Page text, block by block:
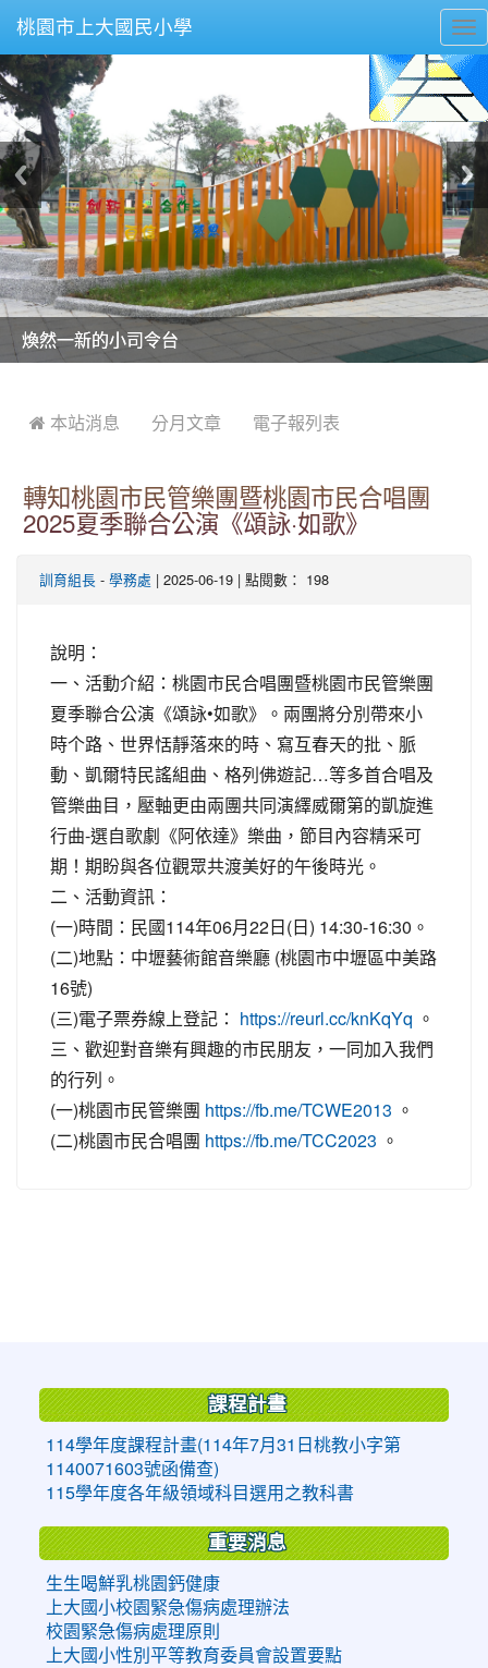
桃園市上大國民小學
美麗的操場是我們活力的來源
美麗的操場是我們活力的來源
煥然一新的小司令台
煥然一新的小司令台
富含桃園埤塘田園風光意象的中廊
富含桃園埤塘田園風光意象的中廊
嶄新的中庭廣場
嶄新的中庭廣場
水生池生生不息
水生池生生不息
 本站消息 分月文章 電子報列表
轉知桃園市民管樂團暨桃園市民合唱團
2025夏季聯合公演《頌詠·如歌》
訓育組長 - 學務處 | 2025-06-19 | 點閱數： 198
說明：
一、活動介紹：桃園市民合唱團暨桃園市民管樂團
夏季聯合公演《頌詠•如歌》。兩團將分別帶來小
時个路、世界恬靜落來的時、寫互春天的批、脈
動、凱爾特民謠組曲、格列佛遊記…等多首合唱及
管樂曲目，壓軸更由兩團共同演繹威爾第的凱旋進
行曲-選自歌劇《阿依達》樂曲，節目內容精采可
期！期盼與各位觀眾共渡美好的午後時光。
二、活動資訊：
(一)時間：民國114年06月22日(日) 14:30-16:30。
(二)地點：中壢藝術館音樂廳 (桃園市中壢區中美路
16號)
(三)電子票券線上登記：
https://reurl.cc/knKqYq
。
三、歡迎對音樂有興趣的市民朋友，一同加入我們
的行列。
(一)桃園市民管樂團 https://fb.me/TCWE2013
。
(二)桃園市民合唱團 https://fb.me/TCC2023 。
課程計畫
114學年度課程計畫(114年7月31日桃教小字第
1140071603號函備查)
115學年度各年級領域科目選用之教科書
重要消息
生生喝鮮乳桃園鈣健康
上大國小校園緊急傷病處理辦法
校園緊急傷病處理原則
上大國小性別平等教育委員會設置要點